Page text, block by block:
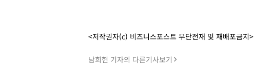
<저작권자(c) 비즈니스포스트 무단전재 및 재배포금지>
남희헌 기자의 다른기사보기